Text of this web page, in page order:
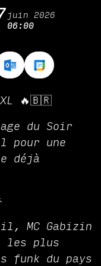
juin 2026
06:00
🔥🇧🇷
du Soir
pour une
déjà
MC Gabizin
les plus
funk du pays